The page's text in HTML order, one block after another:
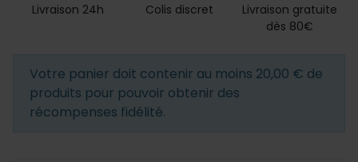
Livraison 24h Colis discret
Livraison gratuite
dès 80€
Votre panier doit contenir au moins 20,00 € de
produits pour pouvoir obtenir des
récompenses fidélité.